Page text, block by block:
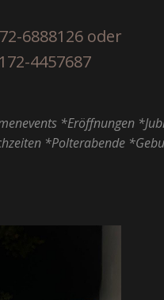
*Jubiläen
*Geburtstage uvm...